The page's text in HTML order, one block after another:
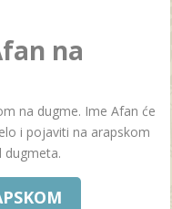
na
na dugme. Ime Afan će
i pojaviti na arapskom
dugmeta.